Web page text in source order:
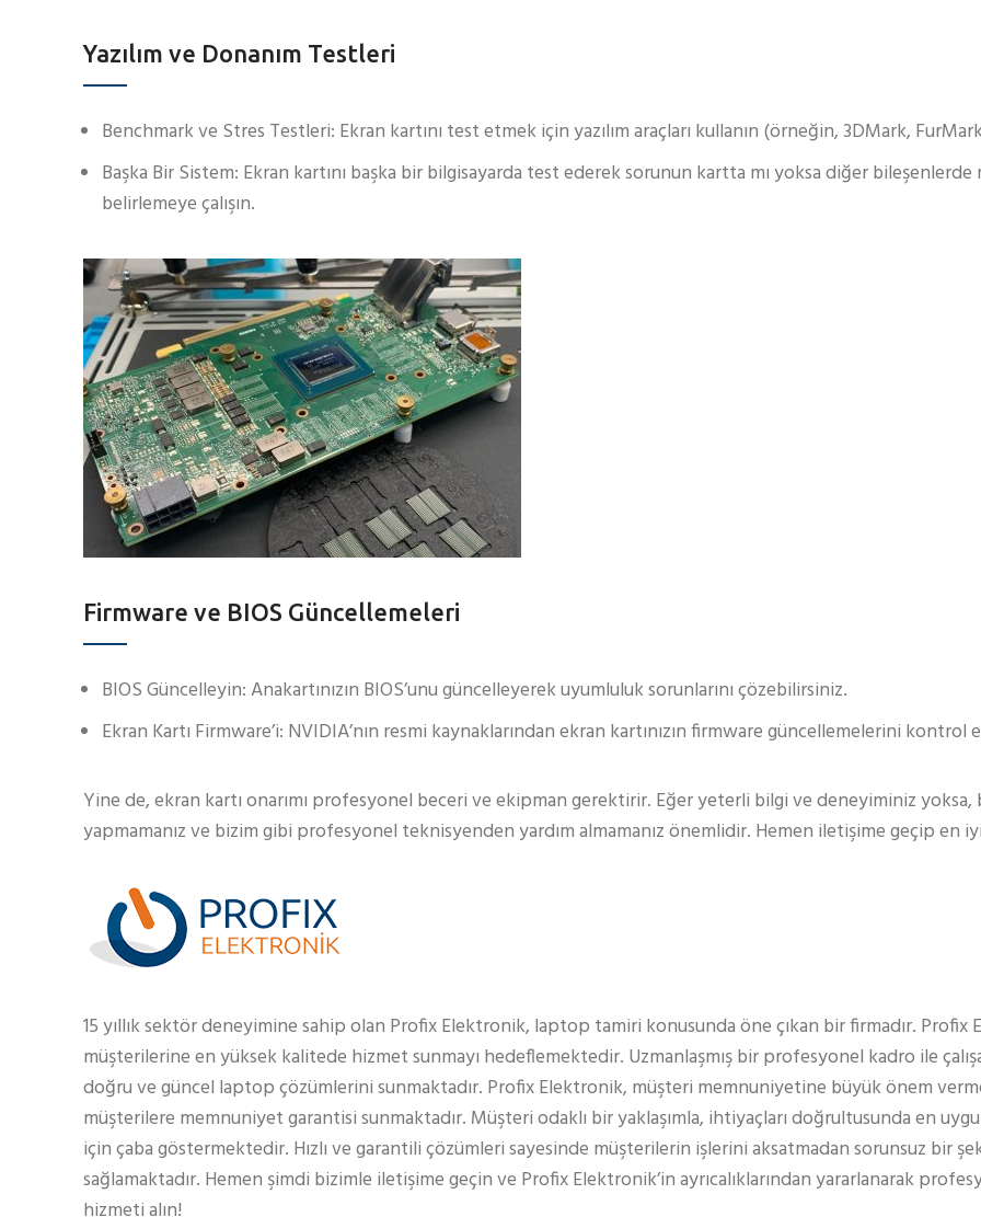
Yazılım ve Donanım Testleri
Benchmark ve Stres Testleri: Ekran kartını test etmek için yazılım araçları kullanın (örneğin, 3DMark,
Başka Bir Sistem: Ekran kartını başka bir bilgisayarda test ederek sorunun kartta mı yoksa diğer
belirlemeye çalışın.
Firmware ve BIOS Güncellemeleri
BIOS Güncelleyin: Anakartınızın BIOS’unu güncelleyerek uyumluluk sorunlarını çözebilirsiniz.
Ekran Kartı Firmware’i: NVIDIA’nın resmi kaynaklarından ekran kartınızın firmware güncellemelerini kontrol
Yine de, ekran kartı onarımı profesyonel beceri ve ekipman gerektirir. Eğer yeterli bilgi ve deneyiminiz
yapmamanız ve bizim gibi profesyonel teknisyenden yardım almamanız önemlidir. Hemen iletişime geçip en
15 yıllık sektör deneyimine sahip olan Profix Elektronik, laptop tamiri konusunda öne çıkan bir firmadır. Profix
müşterilerine en yüksek kalitede hizmet sunmayı hedeflemektedir. Uzmanlaşmış bir profesyonel kadro ile
doğru ve güncel laptop çözümlerini sunmaktadır. Profix Elektronik, müşteri memnuniyetine büyük önem
müşterilere memnuniyet garantisi sunmaktadır. Müşteri odaklı bir yaklaşımla, ihtiyaçları doğrultusunda en
için çaba göstermektedir. Hızlı ve garantili çözümleri sayesinde müşterilerin işlerini aksatmadan sorunsuz bir
sağlamaktadır. Hemen şimdi bizimle iletişime geçin ve Profix Elektronik’in ayrıcalıklarından yararlanarak